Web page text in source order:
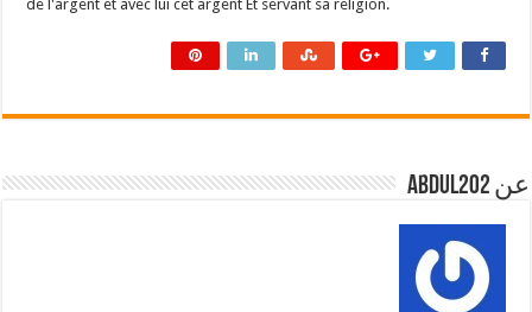
de l'argent et avec lui cet argent Et servant sa religion.
عن abdul202